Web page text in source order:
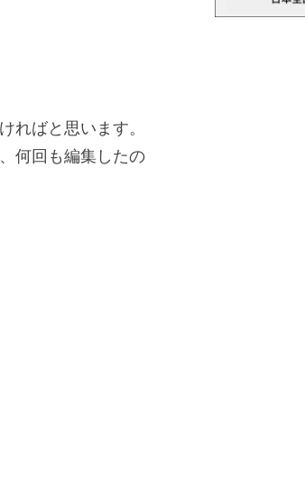
ればと思います。
何回も編集したの